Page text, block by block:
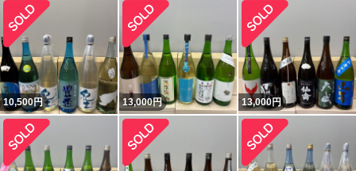
10,500円 13,000円 13,000円